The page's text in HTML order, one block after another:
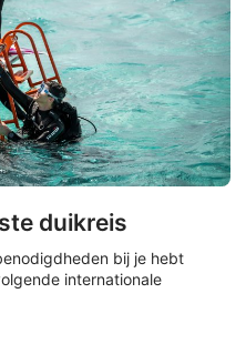
duikreis
bij je hebt
internationale